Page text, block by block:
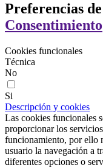
Preferencias
Consentimiento
Cookies funcionales
Técnica
No
Si
Descripción y cookies
Las cookies funcionales
proporcionar los
funcionamiento, por ello
usuario la navegación a
diferentes opciones o